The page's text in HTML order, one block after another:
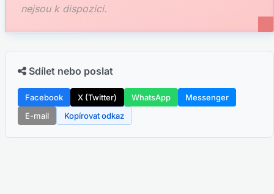
nejsou k dispozici.
Sdílet nebo poslat
Facebook X (Twitter) WhatsApp
Messenger
E-mail
Kopírovat odkaz